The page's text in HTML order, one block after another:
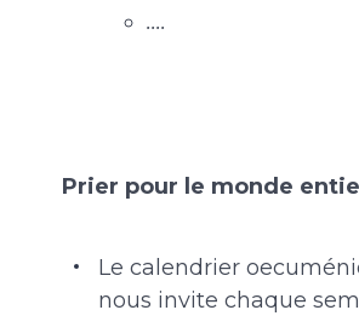
....
Prier pour le monde
Le calendrier
nous invite chaque